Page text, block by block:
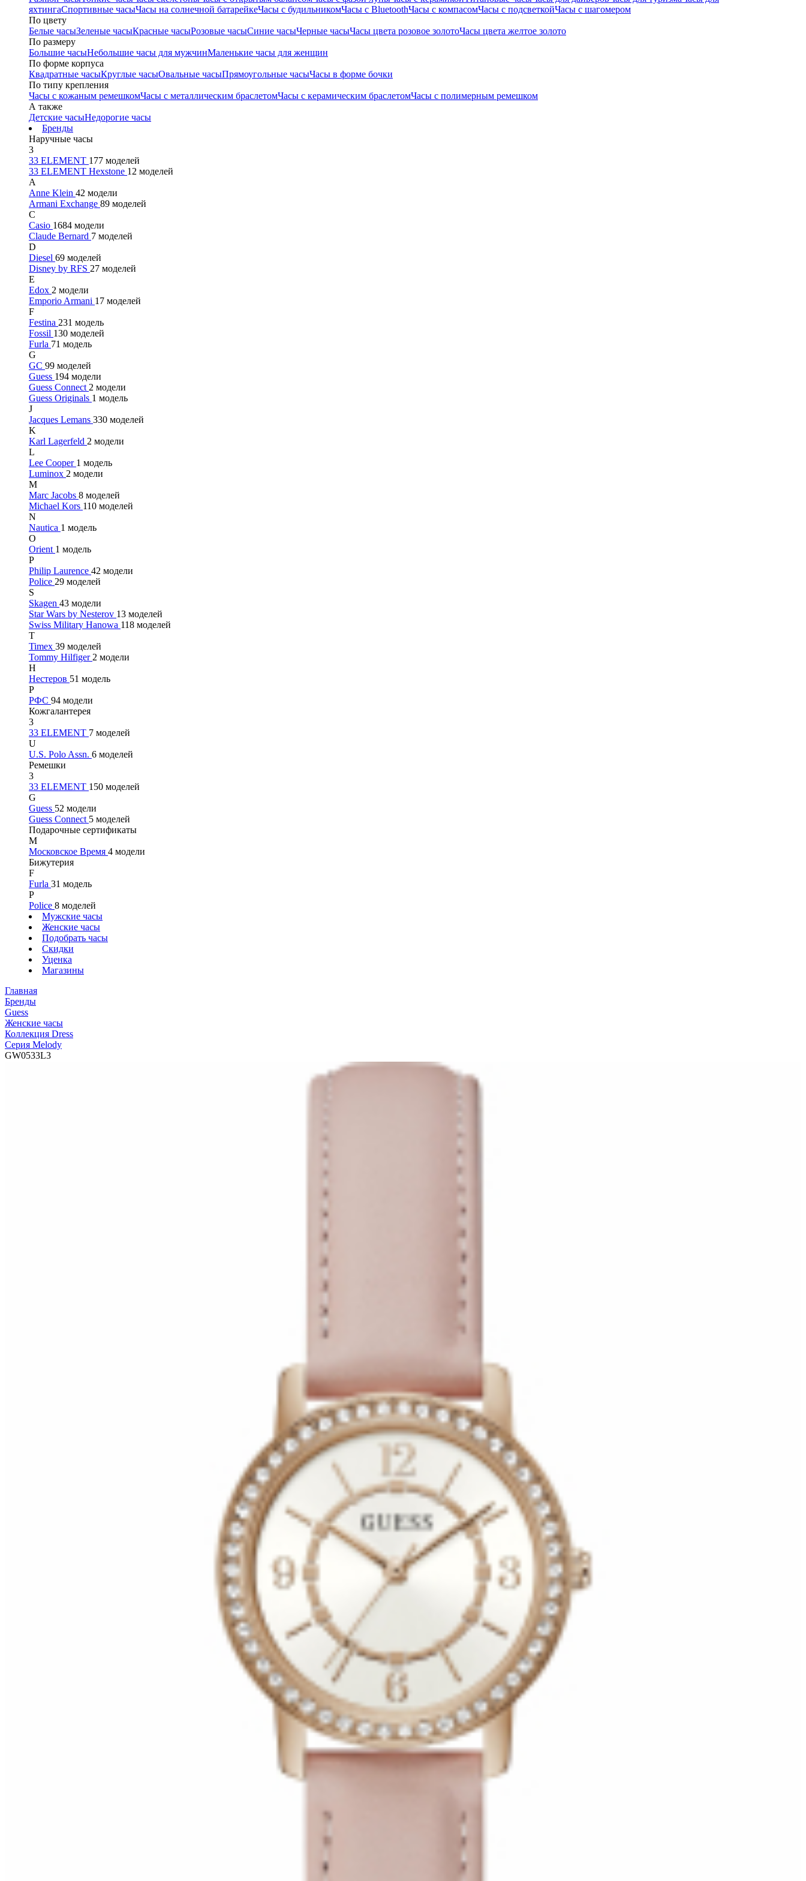
яхтингаСпортивные часыЧасы на солнечной батарейкеЧасы с будильникомЧасы с BluetoothЧасы с компасомЧасы с подсветкойЧасы с шагомером
По цвету
Белые часыЗеленые часыКрасные часыРозовые часыСиние часыЧерные часыЧасы цвета розовое золотоЧасы цвета желтое золото
По размеру
Большие часыНебольшие часы для мужчинМаленькие часы для женщин
По форме корпуса
Квадратные часыКруглые часыОвальные часыПрямоугольные часыЧасы в форме бочки
По типу крепления
Часы с кожаным ремешкомЧасы с металлическим браслетомЧасы с керамическим браслетомЧасы с полимерным ремешком
А также
Детские часыНедорогие часы
Бренды
Наручные часы
3
33 ELEMENT 177 моделей
33 ELEMENT Hexstone 12 моделей
A
Anne Klein 42 модели
Armani Exchange 89 моделей
C
Casio 1684 модели
Claude Bernard 7 моделей
D
Diesel 69 моделей
Disney by RFS 27 моделей
E
Edox 2 модели
Emporio Armani 17 моделей
F
Festina 231 модель
Fossil 130 моделей
Furla 71 модель
G
GC 99 моделей
Guess 194 модели
Guess Connect 2 модели
Guess Originals 1 модель
J
Jacques Lemans 330 моделей
K
Karl Lagerfeld 2 модели
L
Lee Cooper 1 модель
Luminox 2 модели
M
Marc Jacobs 8 моделей
Michael Kors 110 моделей
N
Nautica 1 модель
O
Orient 1 модель
P
Philip Laurence 42 модели
Police 29 моделей
S
Skagen 43 модели
Star Wars by Nesterov 13 моделей
Swiss Military Hanowa 118 моделей
T
Timex 39 моделей
Tommy Hilfiger 2 модели
Н
Нестеров 51 модель
Р
РФС 94 модели
Кожгалантерея
3
33 ELEMENT 7 моделей
U
U.S. Polo Assn. 6 моделей
Ремешки
3
33 ELEMENT 150 моделей
G
Guess 52 модели
Guess Connect 5 моделей
Подарочные сертификаты
М
Московское Время 4 модели
Бижутерия
F
Furla 31 модель
P
Police 8 моделей
Мужские часы
Женские часы
Подобрать часы
Скидки
Уценка
Магазины
Главная
Бренды
Guess
Женские часы
Коллекция Dress
Серия Melody
GW0533L3